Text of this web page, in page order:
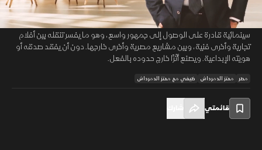
00:11/48:29
العبور إلى هوليوود فقط، بل تقديم فيلم صادق يتجاوز اللغة والثقافة ويحتفظ
بروحه المصرية، مشيرًا إلى أن كل عمل يختاره يبدأ من فكرة محلية ثم يُصاغ بلغة
سينمائية قادرة على الوصول إلى جمهور واسع، وهو ما يفسر تنقله بين أفلام
تجارية وأخرى فنية، وبين مشاريع مصرية وأخرى خارجها. دون أن يفقد صدقه أو
هويته الإبداعية. ويصنع أثرًا خارج حدوده بالفعل.
مصر معتز الدمرداش ضيفي مع معتز الدمرداش
قائمتي